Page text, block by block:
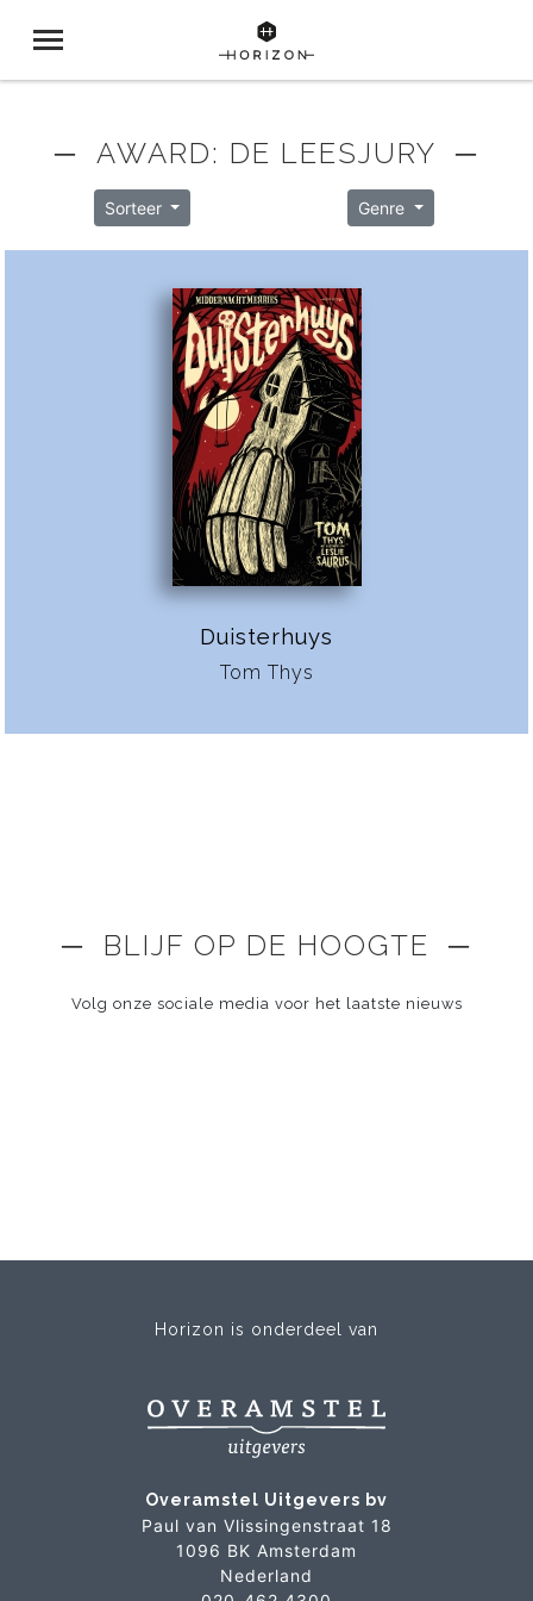
─ AWARD: DE LEESJURY ─
Sorteer Genre
Duisterhuys
Tom Thys
─ BLIJF OP DE HOOGTE ─
Volg onze sociale media voor het laatste nieuws
Horizon is onderdeel van
Overamstel Uitgevers bv
Paul van Vlissingenstraat 18
1096 BK Amsterdam
Nederland